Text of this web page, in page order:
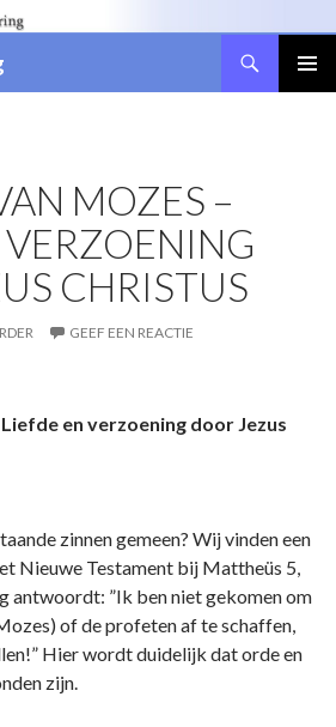
MOZES –
CHRISTUS
GEEF EEN REACTIE
en verzoening door Jezus
zinnen gemeen? Wij vinden een
Nieuwe Testament bij Mattheüs 5,
antwoordt: ”Ik ben niet gekomen om
of de profeten af te schaffen,
Hier wordt duidelijk dat orde en
zijn.